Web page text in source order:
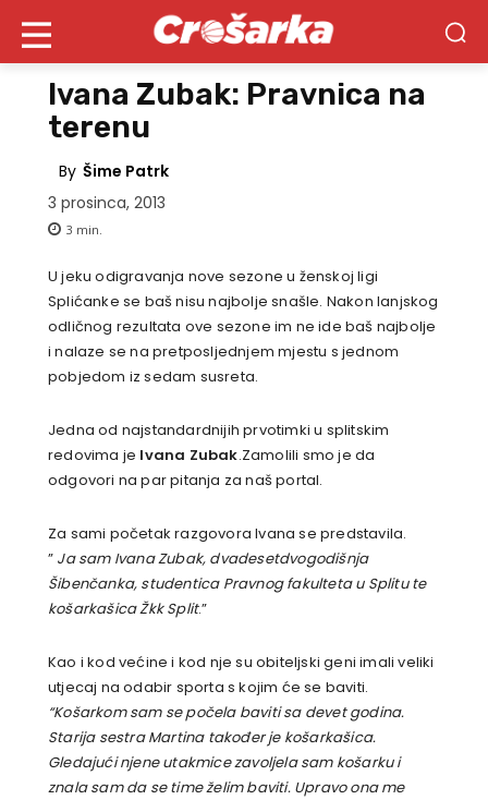
Ivana Zubak: Pravnica na
terenu
By Šime Patrk
3 prosinca, 2013
3 min.
U jeku odigravanja nove sezone u ženskoj ligi
Splićanke se baš nisu najbolje snašle. Nakon lanjskog
odličnog rezultata ove sezone im ne ide baš najbolje
i nalaze se na pretposljednjem mjestu s jednom
pobjedom iz sedam susreta.
Jedna od najstandardnijih prvotimki u splitskim
redovima je Ivana Zubak.Zamolili smo je da
odgovori na par pitanja za naš portal.
Za sami početak razgovora Ivana se predstavila.
” Ja sam Ivana Zubak, dvadesetdvogodišnja
Šibenčanka, studentica Pravnog fakulteta u Splitu te
košarkašica Žkk Split.”
Kao i kod većine i kod nje su obiteljski geni imali veliki
utjecaj na odabir sporta s kojim će se baviti.
“Košarkom sam se počela baviti sa devet godina.
Starija sestra Martina također je košarkašica.
Gledajući njene utakmice zavoljela sam košarku i
znala sam da se time želim baviti. Upravo ona me